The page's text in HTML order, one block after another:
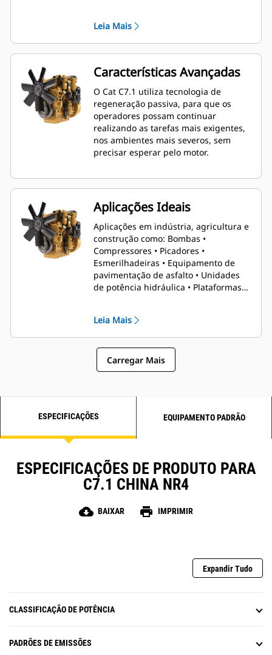
aplicações industriais e de
construção. Os OEMs também
desfrutam de reduções de 20% no
comprimento, 5% na altura e 40% no
peso em comparação com plataformas
de nove litros.
Leia Mais
Características Avançadas
O Cat C7.1 utiliza tecnologia de
regeneração passiva, para que os
operadores possam continuar
realizando as tarefas mais exigentes,
nos ambientes mais severos, sem
precisar esperar pelo motor.
Aplicações Ideais
Aplicações em indústria, agricultura e
construção como: Bombas •
Compressores • Picadores •
Esmerilhadeiras • Equipamento de
pavimentação de asfalto • Unidades
de potência hidráulica • Plataformas
Leia Mais
Carregar Mais
ESPECIFICAÇÕES EQUIPAMENTO PADRÃO
ESPECIFICAÇÕES DE PRODUTO PARA
C7.1 CHINA NR4
cloud_download BAIXAR print IMPRIMIR
Expandir Tudo
CLASSIFICAÇÃO DE POTÊNCIA
PADRÕES DE EMISSÕES